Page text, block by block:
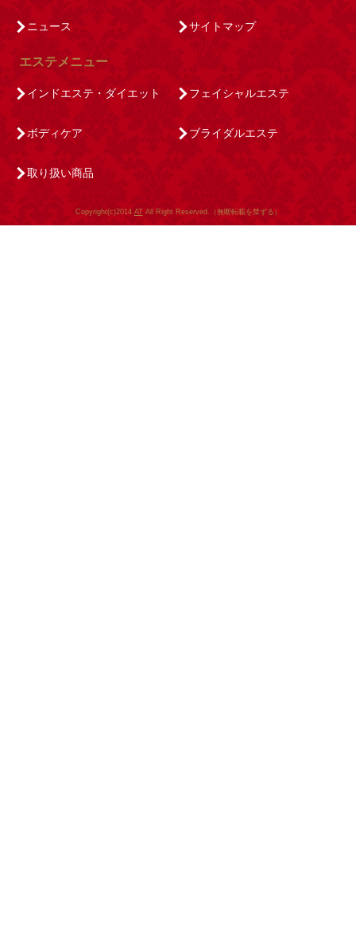
ニュース サイトマップ
エステメニュー
インドエステ・ダイエット フェイシャルエステ
ボディケア ブライダルエステ
取り扱い商品
Copyright(c)2014 ATAll Right Reserved.（無断転載を禁ずる）